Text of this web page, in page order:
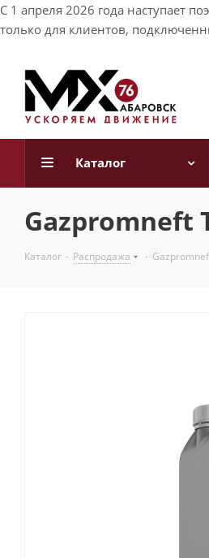
С 1 апреля 2026 года наступает
только для клиентов,
Каталог
Gazpromneft
Каталог - Распродажа -